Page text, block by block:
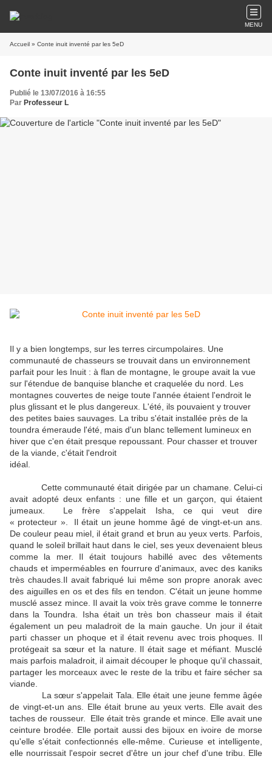
MENU
Accueil » Conte inuit inventé par les 5eD
Conte inuit inventé par les 5eD
Publié le 13/07/2016 à 16:55
Par Professeur L
Il y a bien longtemps, sur les terres circumpolaires. Une
communauté de chasseurs se trouvait dans un environnement
parfait pour les Inuit : à flan de montagne, le groupe avait la vue
sur l'étendue de banquise blanche et craquelée du nord. Les
montagnes couvertes de neige toute l'année étaient l'endroit le
plus glissant et le plus dangereux. L'été, ils pouvaient y trouver
des petites baies sauvages. La tribu s'était installée près de la
toundra émeraude l'été, mais d'un blanc tellement lumineux en
hiver que c'en était presque repoussant. Pour chasser et trouver
de la viande, c'était l'endroit
idéal.
Cette communauté était dirigée par un chamane. Celui-ci
avait adopté deux enfants : une fille et un garçon, qui étaient
jumeaux. Le frère s'appelait Isha, ce qui veut dire
« protecteur ». Il était un jeune homme âgé de vingt-et-un ans.
De couleur peau miel, il était grand et brun au yeux verts. Parfois,
quand le soleil brillait haut dans le ciel, ses yeux devenaient bleus
comme la mer. Il était toujours habillé avec des vêtements
chauds et imperméables en fourrure d'animaux, avec des kaniks
très chaudes.Il avait fabriqué lui même son propre anorak avec
des aiguilles en os et des fils en tendon. C'était un jeune homme
musclé assez mince. Il avait la voix très grave comme le tonnerre
dans la Toundra. Isha était un très bon chasseur mais il était
également un peu maladroit de la main gauche. Un jour il était
parti chasser un phoque et il était revenu avec trois phoques. Il
protégeait sa sœur et la nature. Il était sage et méfiant. Musclé
mais parfois maladroit, il aimait découper le phoque qu'il chassait,
partager les morceaux avec le reste de la tribu et faire sécher sa
viande.
La sœur s'appelait Tala. Elle était une jeune femme âgée
de vingt-et-un ans. Elle était brune au yeux verts. Elle avait des
taches de rousseur. Elle était très grande et mince. Elle avait une
ceinture brodée. Elle portait aussi des bijoux en ivoire de morse
qu'elle s'était confectionnés elle-même. Curieuse et intelligente,
elle nourrissait l'espoir secret d'être un jour chef d'une tribu. Elle